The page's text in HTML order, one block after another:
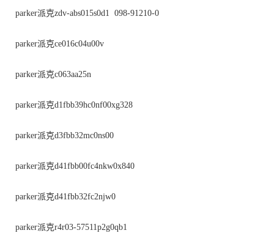
parker派克zdv-abs015s0d1 098-91210-0
parker派克ce016c04u00v
parker派克c063aa25n
parker派克d1fbb39hc0nf00xg328
parker派克d3fbb32mc0ns00
parker派克d41fbb00fc4nkw0x840
parker派克d41fbb32fc2njw0
parker派克r4r03-57511p2g0qb1